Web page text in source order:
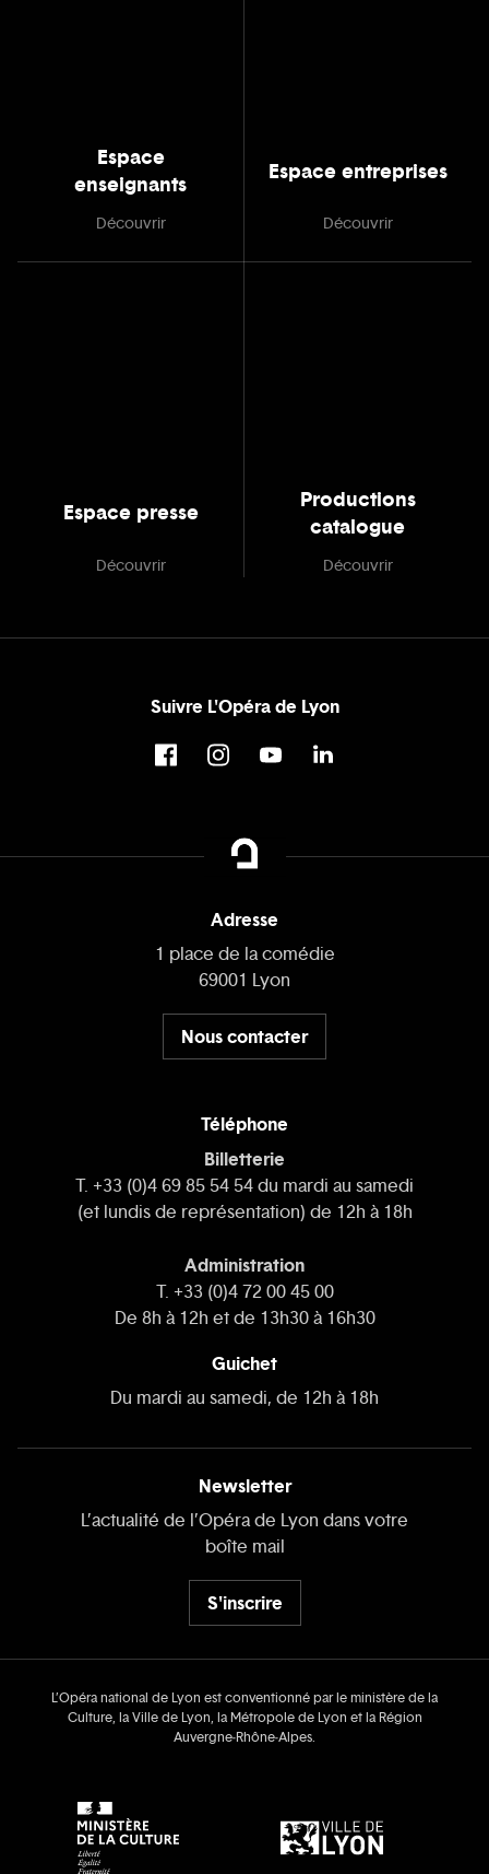
Espace
enseignants
Découvrir
Espace entreprises
Découvrir
Espace presse
Découvrir
Productions
catalogue
Découvrir
Suivre L'Opéra de Lyon
Adresse
1 place de la comédie
69001 Lyon
Nous contacter
Téléphone
Billetterie
T. +33 (0)4 69 85 54 54 du mardi au samedi
(et lundis de représentation) de 12h à 18h
Administration
T. +33 (0)4 72 00 45 00
De 8h à 12h et de 13h30 à 16h30
Guichet
Du mardi au samedi, de 12h à 18h
Newsletter
L’actualité de l’Opéra de Lyon dans votre
boîte mail
S'inscrire
L’Opéra national de Lyon est conventionné par le ministère de la
Culture, la Ville de Lyon, la Métropole de Lyon et la Région
Auvergne‑Rhône‑Alpes.